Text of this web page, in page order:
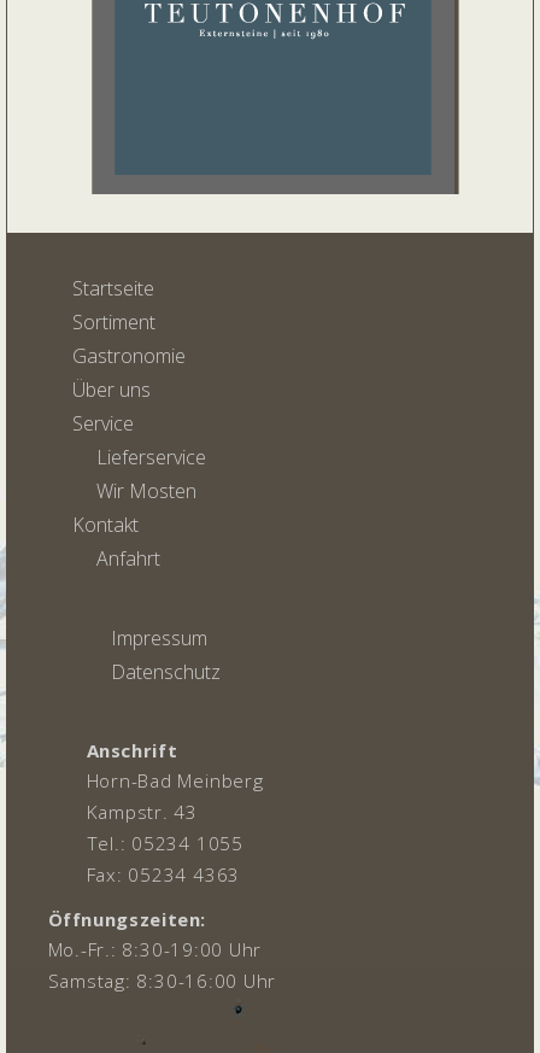
Startseite
Sortiment
Gastronomie
Über uns
Service
Lieferservice
Wir Mosten
Kontakt
Anfahrt
Impressum
Datenschutz
Anschrift
Horn-Bad Meinberg
Kampstr. 43
Tel.: 05234 1055
Fax: 05234 4363
Öffnungszeiten:
Mo.-Fr.: 8:30-19:00 Uhr
Samstag: 8:30-16:00 Uhr